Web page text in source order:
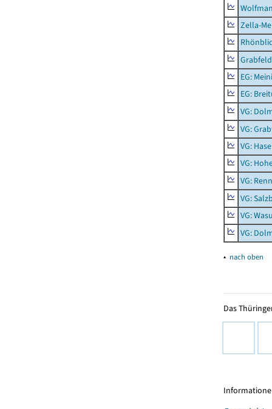
Zella-
Grabfeld
EG:
EG:
VG:
VG:
VG:
VG:
VG:
VG:
VG:
VG:
▴ nach oben
Das